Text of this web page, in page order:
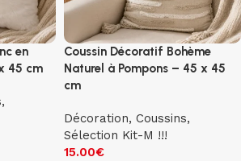
en
45 cm
,
Coussin Décoratif Bohème
Naturel à Pompons – 45 x 45
cm
Décoration, Coussins,
Sélection Kit-M !!!
15.00€